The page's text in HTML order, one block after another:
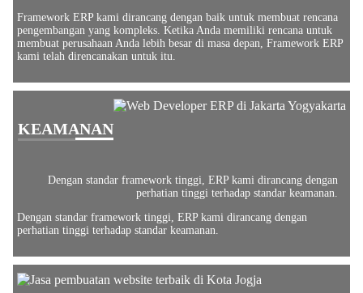
Framework ERP kami dirancang dengan baik untuk membuat rencana
pengembangan yang kompleks. Ketika Anda memiliki rencana untuk
membuat perusahaan Anda lebih besar di masa depan, Framework ERP
kami telah direncanakan untuk itu.
KEAMANAN
Dengan standar framework tinggi, ERP kami dirancang dengan
perhatian tinggi terhadap standar keamanan.
Dengan standar framework tinggi, ERP kami dirancang dengan
perhatian tinggi terhadap standar keamanan.